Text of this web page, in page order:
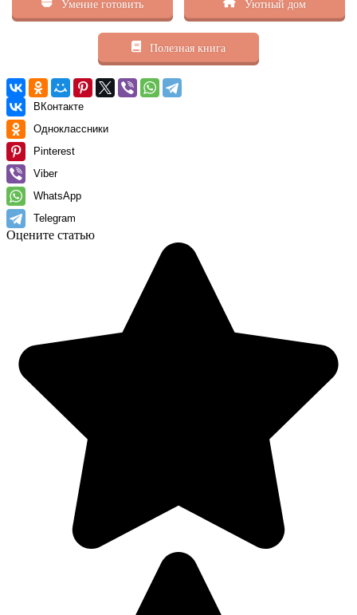
Умение готовить Уютный дом
Полезная книга
ВКонтакте
Одноклассники
Pinterest
Viber
WhatsApp
Telegram
Оцените статью